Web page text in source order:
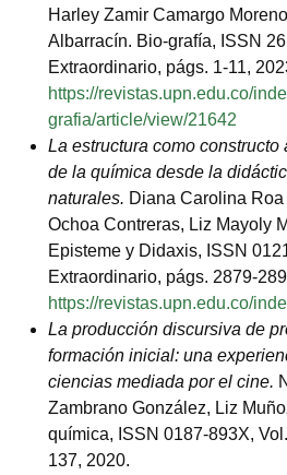
Harley Zamir Camargo
Albarracín. Bio-grafía, ISSN
Extraordinario, págs. 1-11,
https://revistas.upn.edu.co/
grafia/article/view/21642
La estructura como
de la química desde la
naturales. Diana Carolina
Ochoa Contreras, Liz Mayoly
Episteme y Didaxis, ISSN
Extraordinario, págs. 2879-
https://revistas.upn.edu.co/
La producción discursiva de
formación inicial: una
ciencias mediada por el cine.
Zambrano González, Liz
química, ISSN 0187-893X,
137, 2020.